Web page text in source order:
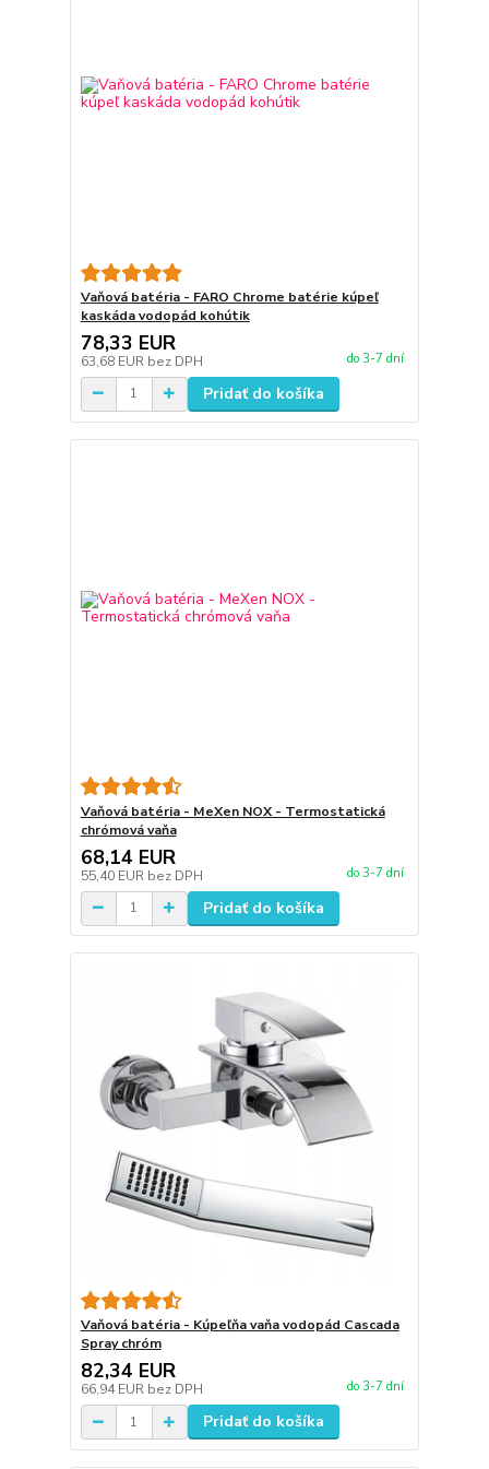
Vaňová batéria - FARO Chrome batérie kúpeľ
kaskáda vodopád kohútik
78,33 EUR
63,68 EUR bez DPH do 3-7 dní
Pridať do košíka
Vaňová batéria - MeXen NOX - Termostatická
chrómová vaňa
68,14 EUR
55,40 EUR bez DPH do 3-7 dní
Pridať do košíka
Vaňová batéria - Kúpeľňa vaňa vodopád Cascada
Spray chróm
82,34 EUR
66,94 EUR bez DPH do 3-7 dní
Pridať do košíka